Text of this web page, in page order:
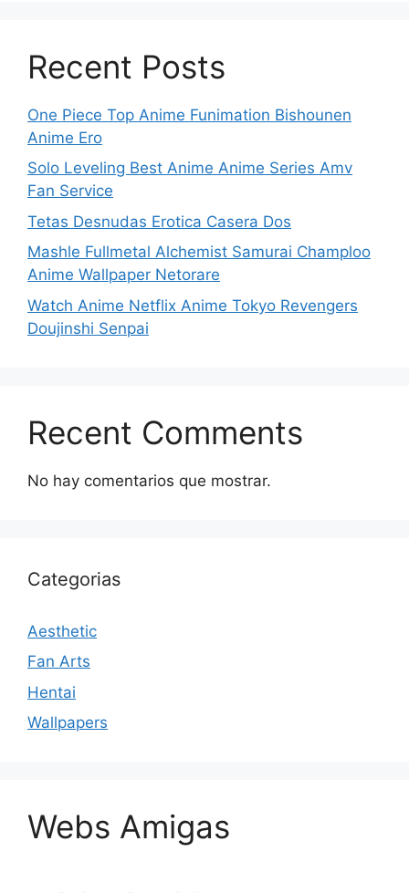
Recent Posts
One Piece Top Anime Funimation Bishounen
Anime Ero
Solo Leveling Best Anime Anime Series Amv
Fan Service
Tetas Desnudas Erotica Casera Dos
Mashle Fullmetal Alchemist Samurai Champloo
Anime Wallpaper Netorare
Watch Anime Netflix Anime Tokyo Revengers
Doujinshi Senpai
Recent Comments
No hay comentarios que mostrar.
Categorias
Aesthetic
Fan Arts
Hentai
Wallpapers
Webs Amigas